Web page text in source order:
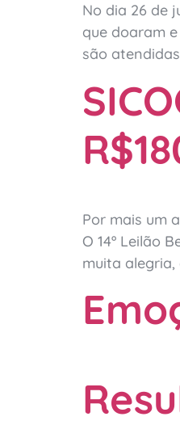
No dia 26 de
que doaram
são
Por mais um
O 14º Leilão
muita